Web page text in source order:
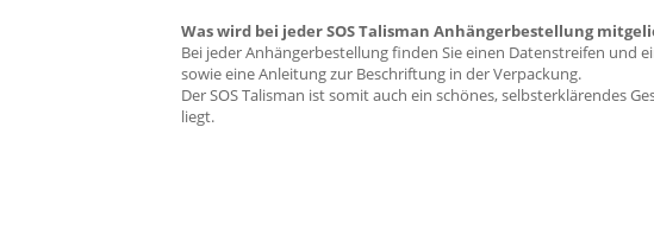
Was wird bei jeder SOS Talisman Anhängerbestellung
Bei jeder Anhängerbestellung finden Sie einen Datenstreifen und
sowie eine Anleitung zur Beschriftung in der Verpackung.
Der SOS Talisman ist somit auch ein schönes, selbsterklärendes
liegt.